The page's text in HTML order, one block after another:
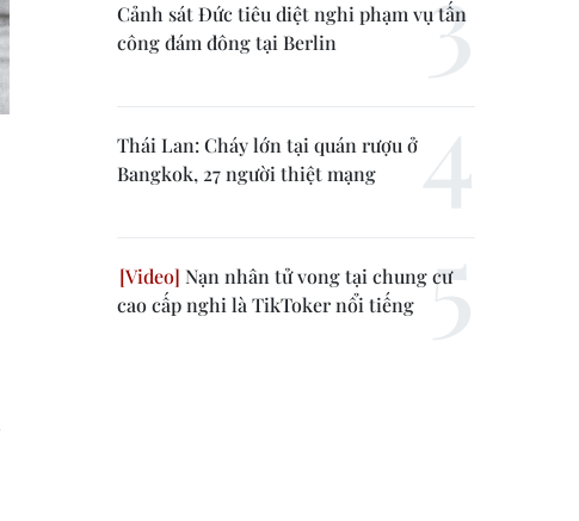
Cảnh sát Đức tiêu diệt nghi phạm vụ tấn
công đám đông tại Berlin
Thái Lan: Cháy lớn tại quán rượu ở
Bangkok, 27 người thiệt mạng
Nạn nhân tử vong tại chung cư
cao cấp nghi là TikToker nổi tiếng